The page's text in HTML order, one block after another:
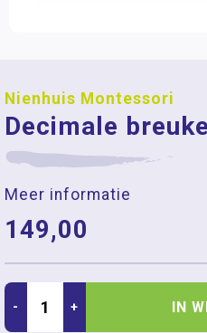
Nienhuis Montessori
Decimale
Meer informatie
149,00
- + IN